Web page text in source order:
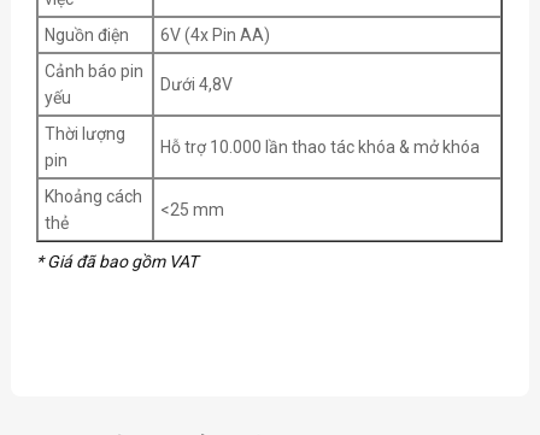
Nguồn điện
6V (4x Pin AA)
Cảnh báo pin
yếu
Dưới 4,8V
Thời lượng
pin
Hỗ trợ 10.000 lần thao tác khóa & mở khóa
Khoảng cách
thẻ
<25 mm
* Giá đã bao gồm VAT